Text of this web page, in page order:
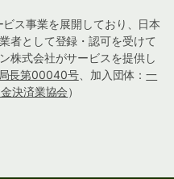
ス事業を展開しており、日本
者として登録・認可を受けて
株式会社がサービスを提供し
長第00040号、加入団体：一
決済業協会）